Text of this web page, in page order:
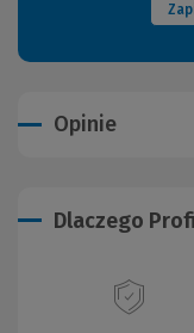
Opinie
Dlaczego